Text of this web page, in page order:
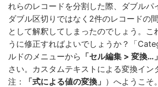
れらのレコードを分割した際、ダブルパ
ダブル区切りではなく2件のレコードの
として解釈してしまったのでしょう。こ
うに修正すればよいでしょうか？「
ルドのメニューから 「セル編集 > 変換…」
さい。カスタムテキストによる変換イン
注：
「式による値の変換」 ）へようこそ